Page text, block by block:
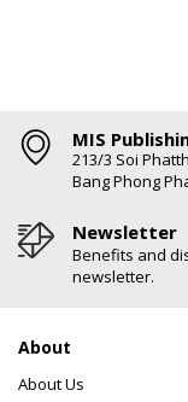
MIS
213/3 Soi
Bang Phong
Newsletter
Benefits and
newsletter.
About
About Us